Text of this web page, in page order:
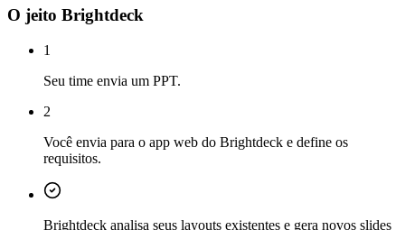
O jeito Brightdeck
1
Seu time envia um PPT.
2
Você envia para o app web do Brightdeck e define os
requisitos.
Brightdeck analisa seus layouts existentes e gera novos slides